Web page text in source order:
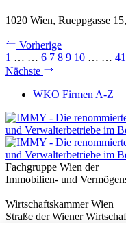
1020 Wien, Rueppgasse
Vorherige
1 … … 6 7 8 9 10 … …
Nächste
WKO Firmen A-Z
Fachgruppe Wien der
Immobilien- und
Wirtschaftskammer Wien
Straße der Wiener